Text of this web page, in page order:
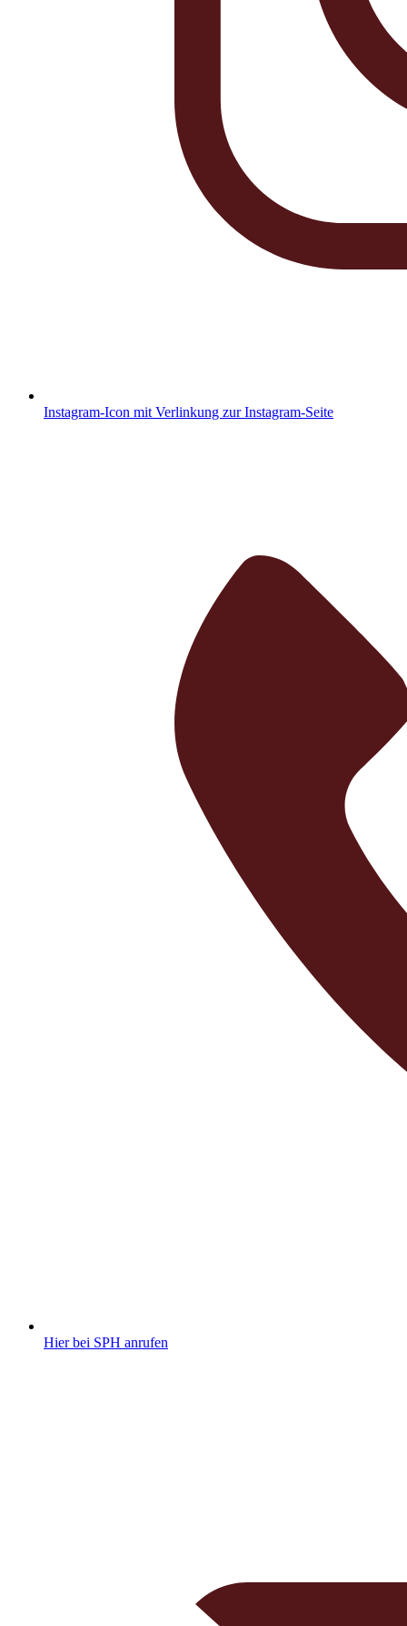
Instagram-Icon mit Verlinkung zur Instagram-Seite
Hier bei SPH anrufen